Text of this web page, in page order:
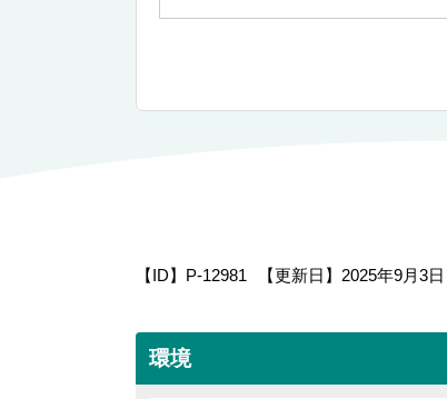
【ID】 P-12981 【更新日】 2025年9月3日
環境